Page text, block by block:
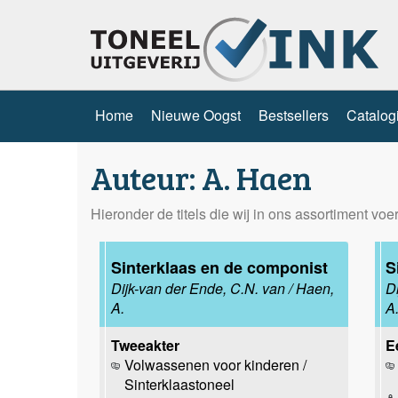
Home Nieuwe Oogst Bestsellers
Auteur: A. Haen
Hieronder de titels die wij in ons assortiment
Sinterklaas en de componist
Dijk-van der Ende, C.N. van / Haen,
A.
Tweeakter
Volwassenen voor kinderen /
Sinterklaastoneel